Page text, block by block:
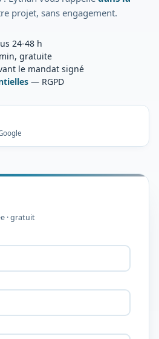
projet, sans engagement.
24-48 h
gratuite
le mandat signé
— RGPD
· gratuit